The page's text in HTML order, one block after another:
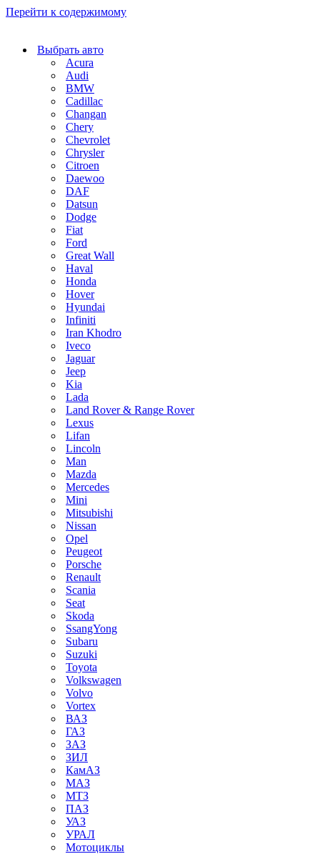
Перейти к содержимому
Выбрать авто
Acura
Audi
BMW
Cadillac
Changan
Chery
Chevrolet
Chrysler
Citroen
Daewoo
DAF
Datsun
Dodge
Fiat
Ford
Great Wall
Haval
Honda
Hover
Hyundai
Infiniti
Iran Khodro
Iveco
Jaguar
Jeep
Kia
Lada
Land Rover & Range Rover
Lexus
Lifan
Lincoln
Man
Mazda
Mercedes
Mini
Mitsubishi
Nissan
Opel
Peugeot
Porsche
Renault
Scania
Seat
Skoda
SsangYong
Subaru
Suzuki
Toyota
Volkswagen
Volvo
Vortex
ВАЗ
ГАЗ
ЗАЗ
ЗИЛ
КамАЗ
МАЗ
МТЗ
ПАЗ
УАЗ
УРАЛ
Мотоциклы